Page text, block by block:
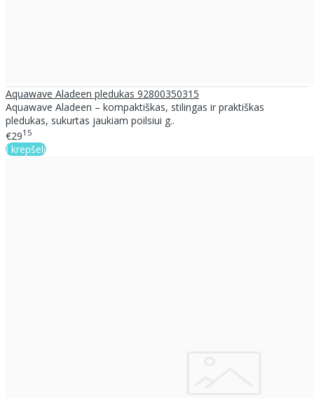
Aquawave Aladeen pledukas 92800350315
Aquawave Aladeen – kompaktiškas, stilingas ir praktiškas
pledukas, sukurtas jaukiam poilsiui g..
€2915
Į krepšelį